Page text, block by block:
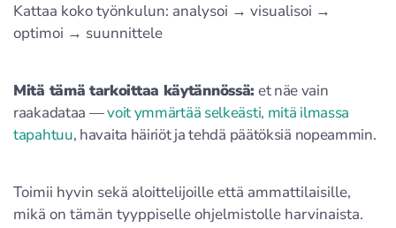
Kattaa koko työnkulun: analysoi → visualisoi →
optimoi → suunnittele
Mitä tämä tarkoittaa käytännössä: et näe vain
raakadataa —voit ymmärtää selkeästi, mitä ilmassa
tapahtuu, havaita häiriöt ja tehdä päätöksiä nopeammin.
Toimii hyvin sekä aloittelijoille että ammattilaisille,
mikä on tämän tyyppiselle ohjelmistolle harvinaista.